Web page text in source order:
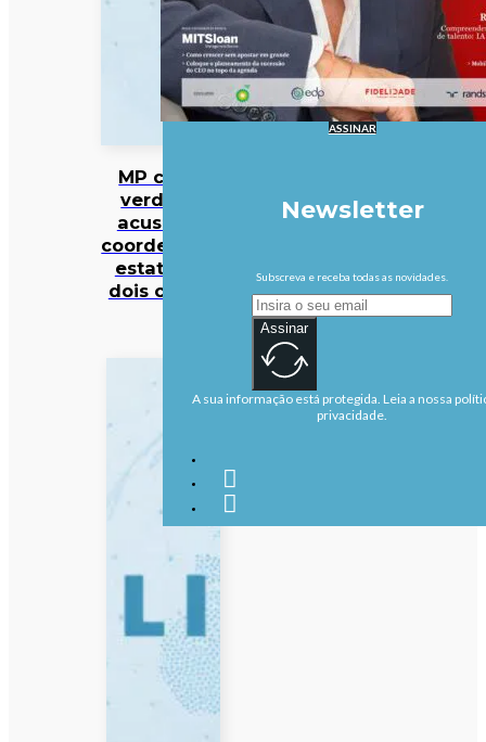
MP cabo-
verdiano
acusa ex-
coordenador
estatal de
dois crimes
ASSINAR
Newsletter
Subscreva e receba todas as novidades.
Assinar
A sua informação está protegida. Leia a nossa
privacidade.